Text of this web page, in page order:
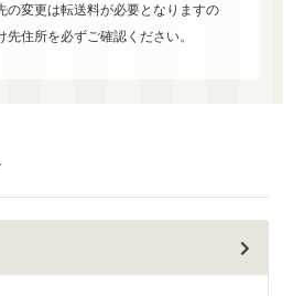
の変更は転送料が必要となりますの
住所を必ずご確認ください。